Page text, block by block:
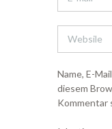
Name, E-
diesem
Kommentar